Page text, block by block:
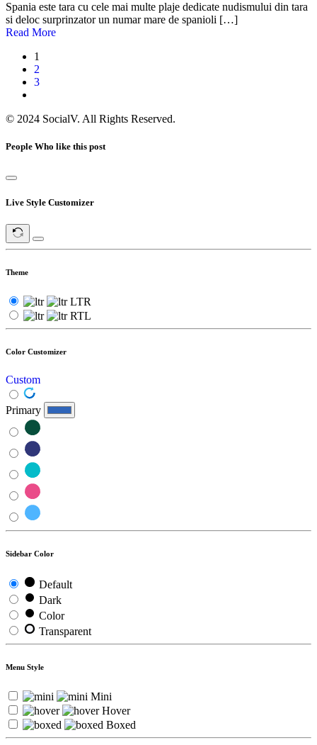
Spania este tara cu cele mai multe plaje dedicate nudismului din tara
si deloc surprinzator un numar mare de spanioli […]
Read More
1
2
3
© 2024 SocialV. All Rights Reserved.
People Who like this post
Live Style Customizer
Theme
LTR
RTL
Color Customizer
Custom
Primary
Sidebar Color
Default
Dark
Color
Transparent
Menu Style
Mini
Hover
Boxed